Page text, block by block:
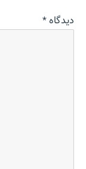
دیدگاه*